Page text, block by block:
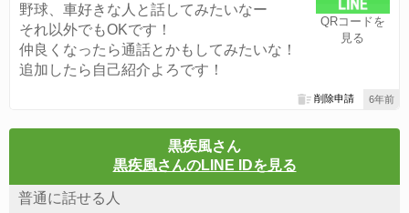
QRコードを
見る
野球、車好きな人と話してみたいなー
それ以外でもOKです！
仲良くなったら通話とかもしてみたいな！
追加したら自己紹介よろです！
6年前
削除申請
黒疾風さん
黒疾風さんのLINE IDを見る
普通に話せる人